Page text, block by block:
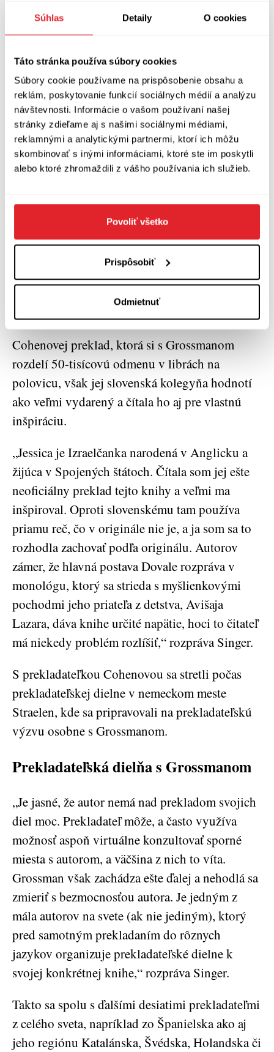
Súhlas Detaily O cookies
Táto stránka používa súbory cookies
Súbory cookie používame na prispôsobenie obsahu a
reklám, poskytovanie funkcií sociálnych médií a analýzu
návštevnosti. Informácie o vašom používaní našej
stránky zdieľame aj s našimi sociálnymi médiami,
reklamnými a analytickými partnermi, ktorí ich môžu
skombinovať s inými informáciami, ktoré ste im poskytli
alebo ktoré zhromaždili z vášho používania ich služieb.
Povoliť všetko
Prispôsobiť
Odmietnuť
sionistickú „budovateľskú“ pesničku, kde sa
Jessica Cohen po dohode s autorom usúdila, že
do angličtiny je to neprenosné a tak radšej túto
pasáž vynechala. Ako si s tým poradila Silvia
Singer, si môžete prečítať z tohto úryvku:
„To spojené obočie! Nie, vážne, prezraďte mi to,
svojho etnika? Vzápätí sa postaví do pozoru
ako vojak a z plného hrdla zaspieva: Dve brvy,
pardon, brehy má Jordán! Ten je náš
a ten tiež! Môj otec, dámy a páni, bol tvrdý
stúpenec Žabotinského, revizionista ako poleno,
Cohenovej preklad, ktorá si s Grossmanom
rozdelí 50-tisícovú odmenu v librách na
polovicu, však jej slovenská kolegyňa hodnotí
ako veľmi vydarený a čítala ho aj pre vlastnú
inšpiráciu.
„Jessica je Izraelčanka narodená v Anglicku a
žijúca v Spojených štátoch. Čítala som jej ešte
neoficiálny preklad tejto knihy a veľmi ma
inšpiroval. Oproti slovenskému tam používa
priamu reč, čo v originále nie je, a ja som sa to
rozhodla zachovať podľa originálu. Autorov
zámer, že hlavná postava Dovale rozpráva v
monológu, ktorý sa strieda s myšlienkovými
pochodmi jeho priateľa z detstva, Avišaja
Lazara, dáva knihe určité napätie, hoci to čitateľ
má niekedy problém rozlíšiť,“ rozpráva Singer.
S prekladateľkou Cohenovou sa stretli počas
prekladateľskej dielne v nemeckom meste
Straelen, kde sa pripravovali na prekladateľskú
výzvu osobne s Grossmanom.
Prekladateľská dielňa s Grossmanom
„Je jasné, že autor nemá nad prekladom svojich
diel moc. Prekladateľ môže, a často využíva
možnosť aspoň virtuálne konzultovať sporné
miesta s autorom, a väčšina z nich to víta.
Grossman však zachádza ešte ďalej a nehodlá sa
zmieriť s bezmocnosťou autora. Je jedným z
mála autorov na svete (ak nie jediným), ktorý
pred samotným prekladaním do rôznych
jazykov organizuje prekladateľské dielne k
svojej konkrétnej knihe,“ rozpráva Singer.
Takto sa spolu s ďalšími desiatimi prekladateľmi
z celého sveta, napríklad zo Španielska ako aj
jeho regiónu Katalánska, Švédska, Holandska či